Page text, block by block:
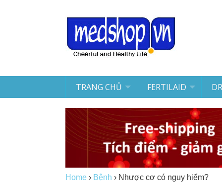
TRANG CHỦ FERTILAID
Home › Bệnh › Nhược cơ có nguy hiểm?